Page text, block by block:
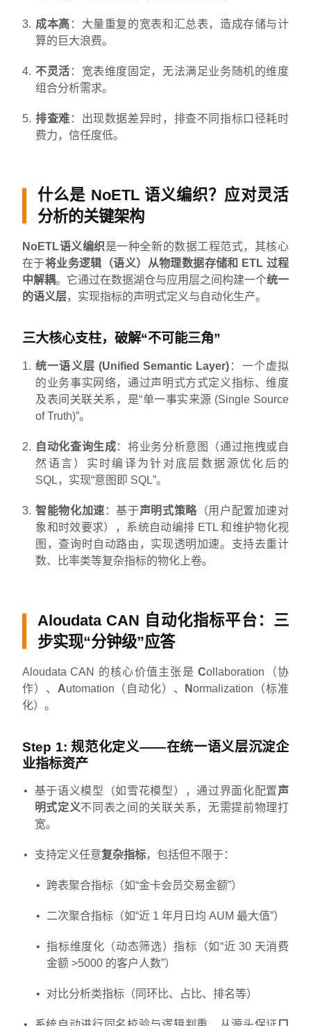
成本高 ：大量重复的宽表和汇总表，造成存储与计
算的巨大浪费。
不灵活 ：宽表维度固定，无法满足业务随机的维度
组合分析需求。
排查难 ：出现数据差异时，排查不同指标口径耗时
费力，信任度低。
什么是 NoETL 语义编织？应对灵活
分析的关键架构
NoETL语义编织是一种全新的数据工程范式，其核心
在于将业务逻辑（语义）从物理数据存储和 ETL 过程
中解耦。它通过在数据湖仓与应用层之间构建一个统一
的语义层，实现指标的声明式定义与自动化生产。
三大核心支柱，破解“不可能三角”
统一语义层 (Unified Semantic Layer) ：一个虚拟
的业务事实网络，通过声明式方式定义指标、维度
及表间关联关系，是“单一事实来源 (Single Source
of Truth)”。
自动化查询生成：将业务分析意图（通过拖拽或自
然语言）实时编译为针对底层数据源优化后的
SQL，实现“意图即 SQL”。
智能物化加速 ：基于声明式策略（用户配置加速对
象和时效要求），系统自动编排 ETL 和维护物化视
图，查询时自动路由，实现透明加速。支持去重计
数、比率类等复杂指标的物化上卷。
Aloudata CAN 自动化指标平台：三
步实现“分钟级”应答
Aloudata CAN 的核心价值主张是Collaboration（协
作）、 Automation（自动化）、 Normalization（标准
化）。
Step 1:规范化定义——在统一语义层沉淀企
业指标资产
基于语义模型（如雪花模型），通过界面化配置声
明式定义不同表之间的关联关系，无需提前物理打
宽。
支持定义任意复杂指标，包括但不限于：
跨表聚合指标（如“金卡会员交易金额”）
二次聚合指标（如“近 1 年月日均 AUM 最大值”）
指标维度化（动态筛选）指标（如“近 30 天消费
金额 >5000 的客户人数”）
对比分析类指标（同环比、占比、排名等）